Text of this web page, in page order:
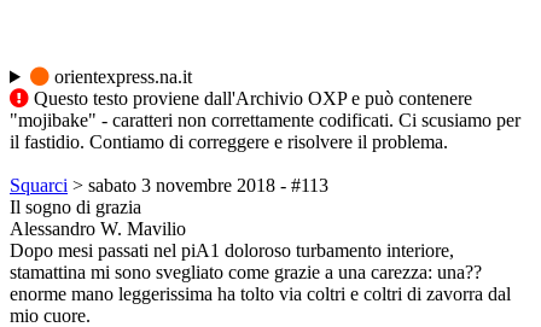
orientexpress.na.it
Questo testo proviene dall'Archivio OXP e può contenere
"mojibake" - caratteri non correttamente codificati. Ci scusiamo per
il fastidio. Contiamo di correggere e risolvere il problema.
Squarci > sabato 3 novembre 2018 - #113
Il sogno di grazia
Alessandro W. Mavilio
Dopo mesi passati nel piA1 doloroso turbamento interiore,
stamattina mi sono svegliato come grazie a una carezza: una??
enorme mano leggerissima ha tolto via coltri e coltri di zavorra dal
mio cuore.